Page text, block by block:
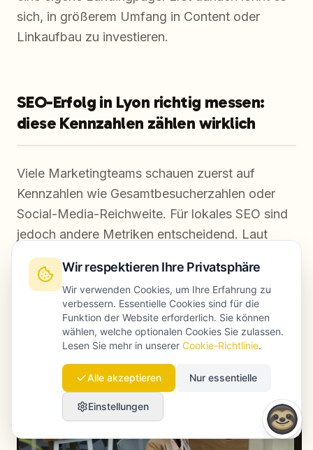
sich, in größerem Umfang in Content oder
Linkaufbau zu investieren.
SEO-Erfolg in Lyon richtig messen:
diese Kennzahlen zählen wirklich
Viele Marketingteams schauen zuerst auf
Kennzahlen wie Gesamtbesucherzahlen oder
Social-Media-Reichweite. Für lokales SEO sind
jedoch andere Metriken entscheidend. Laut
Search Engine Journal's local SEO
benchmarkssind vor allem diese Werte
aussagekräftig:
Wir respektieren Ihre Privatsphäre
Wir verwenden Cookies, um Ihre Erfahrung zu
verbessern. Essentielle Cookies sind für die
Funktion der Website erforderlich. Sie können
wählen, welche optionalen Cookies Sie zulassen.
Lesen Sie mehr in unserer Cookie-Richtlinie.
Alle akzeptieren Nur essentielle
Einstellungen